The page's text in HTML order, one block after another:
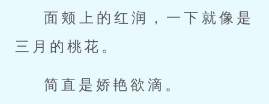
面颊上的红润，一下就像是
三月的桃花。
简直是娇艳欲滴。